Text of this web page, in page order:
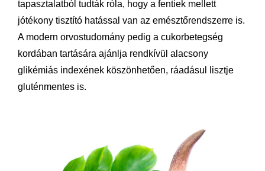
tapasztalatból tudták róla, hogy a fentiek mellett
jótékony tisztító hatással van az emésztőrendszerre is.
A modern orvostudomány pedig a cukorbetegség
kordában tartására ajánlja rendkívül alacsony
glikémiás indexének köszönhetően, ráadásul lisztje
gluténmentes is.